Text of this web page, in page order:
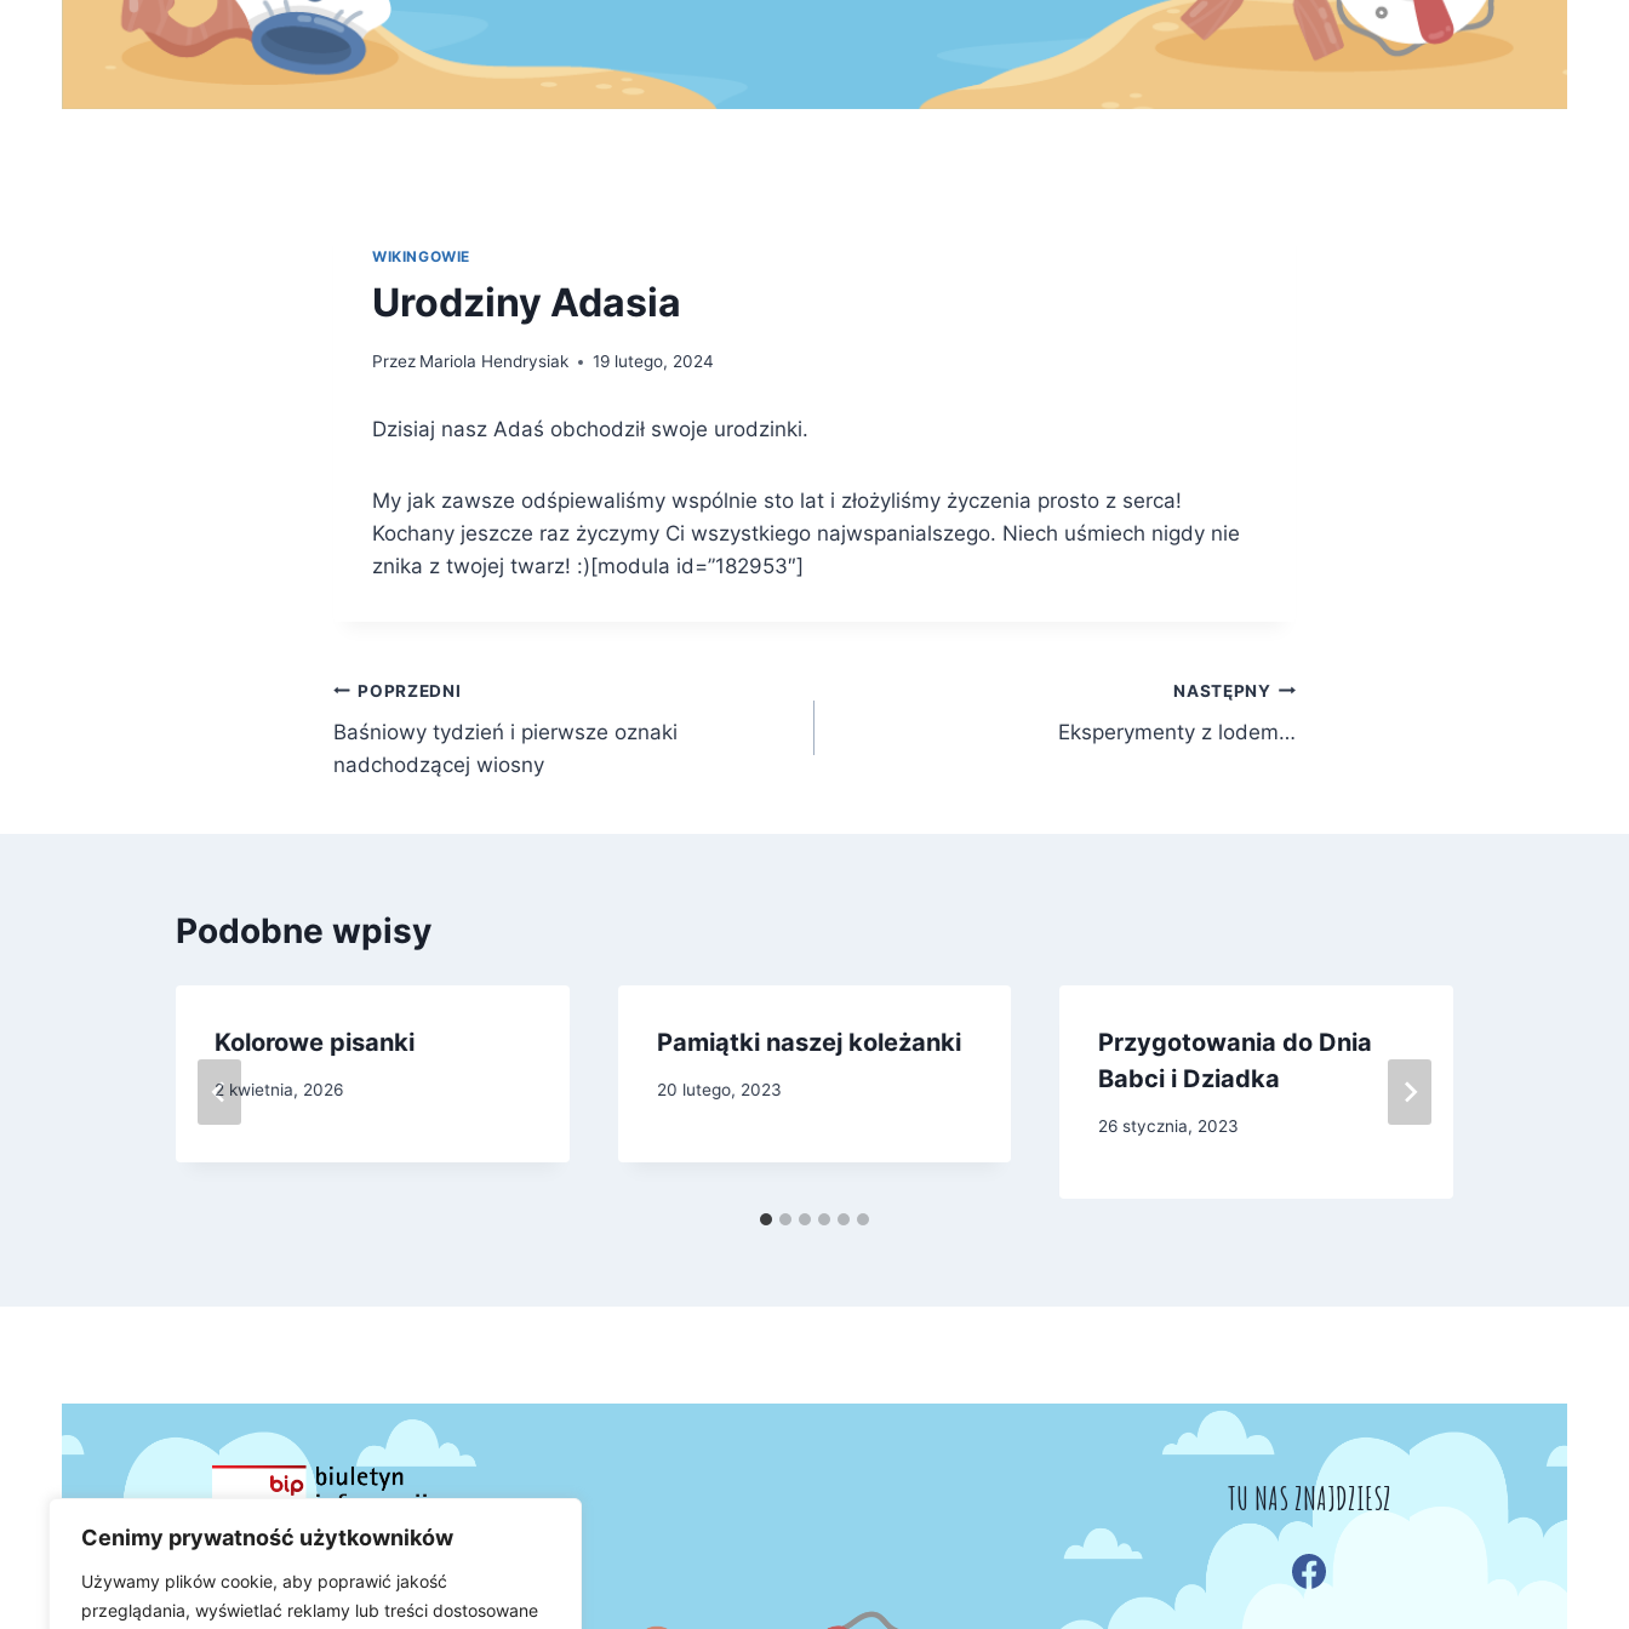
Cenimy prywatność użytkowników
Używamy plików cookie, aby poprawić jakość
przeglądania, wyświetlać reklamy lub treści dostosowane
WIKINGOWIE
Urodziny Adasia
Przez Mariola Hendrysiak 19 lutego, 2024
Dzisiaj nasz Adaś obchodził swoje urodzinki.
My jak zawsze odśpiewaliśmy wspólnie sto lat i złożyliśmy życzenia prosto z serca!
Kochany jeszcze raz życzymy Ci wszystkiego najwspanialszego. Niech uśmiech nigdy nie
znika z twojej twarz! :)[modula id=”182953″]
Nawigacja
wpisu
POPRZEDNI
Baśniowy tydzień i pierwsze oznaki
nadchodzącej wiosny
NASTĘPNY
Eksperymenty z lodem…
Podobne wpisy
Kolorowe pisanki
2 kwietnia, 2026
Pamiątki naszej koleżanki
20 lutego, 2023
Przygotowania do Dnia
Babci i Dziadka
26 stycznia, 2023
TU NAS ZNAJDZIESZ